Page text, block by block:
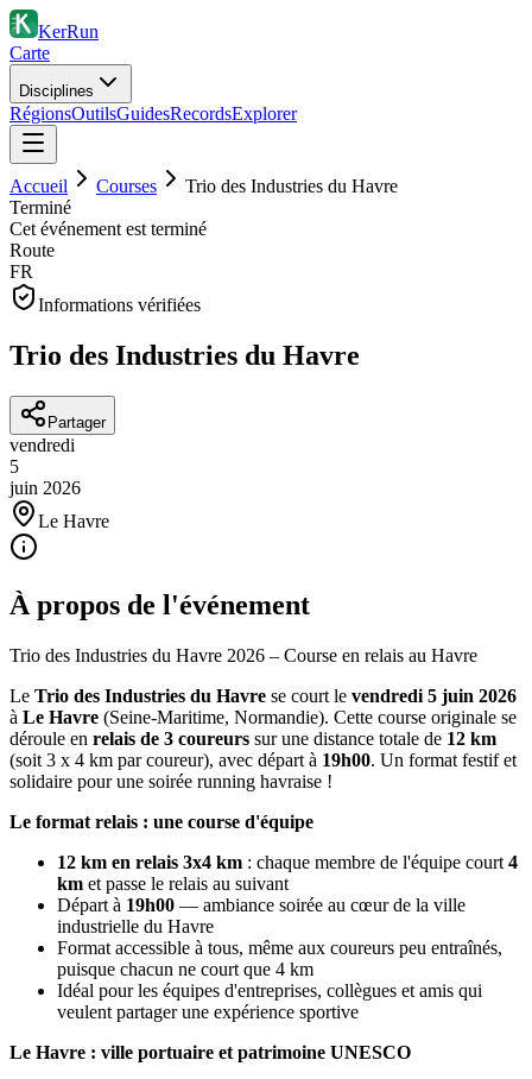
KerRun
Carte
Disciplines
RégionsOutilsGuidesRecordsExplorer
Accueil Courses
Trio des Industries du Havre
Terminé
Cet événement est terminé
Route
FR
Informations vérifiées
Trio des Industries du Havre
Partager
vendredi
5
juin 2026
Le Havre
À propos de l'événement
Trio des Industries du Havre 2026 – Course en relais au Havre
Le Trio des Industries du Havre se court le vendredi 5 juin 2026
à Le Havre (Seine-Maritime, Normandie). Cette course originale se
déroule en relais de 3 coureurs sur une distance totale de 12 km
(soit 3 x 4 km par coureur), avec départ à 19h00. Un format festif et
solidaire pour une soirée running havraise !
Le format relais : une course d'équipe
12 km en relais 3x4 km : chaque membre de l'équipe court 4
km et passe le relais au suivant
Départ à 19h00 — ambiance soirée au cœur de la ville
industrielle du Havre
Format accessible à tous, même aux coureurs peu entraînés,
puisque chacun ne court que 4 km
Idéal pour les équipes d'entreprises, collègues et amis qui
veulent partager une expérience sportive
Le Havre : ville portuaire et patrimoine UNESCO